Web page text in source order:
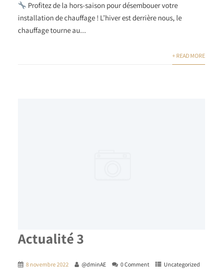
Profitez de la hors-saison pour désembouer votre
installation de chauffage ! L’hiver est derrière nous, le
chauffage tourne au...
+ READ MORE
Actualité 3
8 novembre 2022 @dminAE 0 Comment Uncategorized